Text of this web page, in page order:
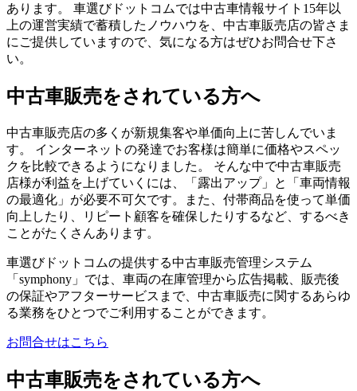
あります。 車選びドットコムでは中古車情報サイト15年以
上の運営実績で蓄積したノウハウを、中古車販売店の皆さま
にご提供していますので、気になる方はぜひお問合せ下さ
い。
中古車販売をされている方へ
中古車販売店の多くが新規集客や単価向上に苦しんでいま
す。 インターネットの発達でお客様は簡単に価格やスペッ
クを比較できるようになりました。 そんな中で中古車販売
店様が利益を上げていくには、「露出アップ」と「車両情報
の最適化」が必要不可欠です。また、付帯商品を使って単価
向上したり、リピート顧客を確保したりするなど、するべき
ことがたくさんあります。
車選びドットコムの提供する中古車販売管理システム
「symphony」では、車両の在庫管理から広告掲載、販売後
の保証やアフターサービスまで、中古車販売に関するあらゆ
る業務をひとつでご利用することができます。
お問合せはこちら
中古車販売をされている方へ